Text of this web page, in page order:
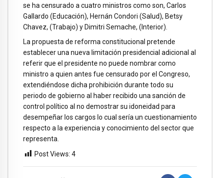
se ha censurado a cuatro ministros como son, Carlos
Gallardo (Educación), Hernán Condori (Salud), Betsy
Chavez, (Trabajo) y Dimitri Semache, (Interior).
La propuesta de reforma constitucional pretende
establecer una nueva limitación presidencial adicional al
referir que el presidente no puede nombrar como
ministro a quien antes fue censurado por el Congreso,
extendiéndose dicha prohibición durante todo su
periodo de gobierno al haber recibido una sanción de
control político al no demostrar su idoneidad para
desempeñar los cargos lo cual sería un cuestionamiento
respecto a la experiencia y conocimiento del sector que
representa.
Post Views: 4